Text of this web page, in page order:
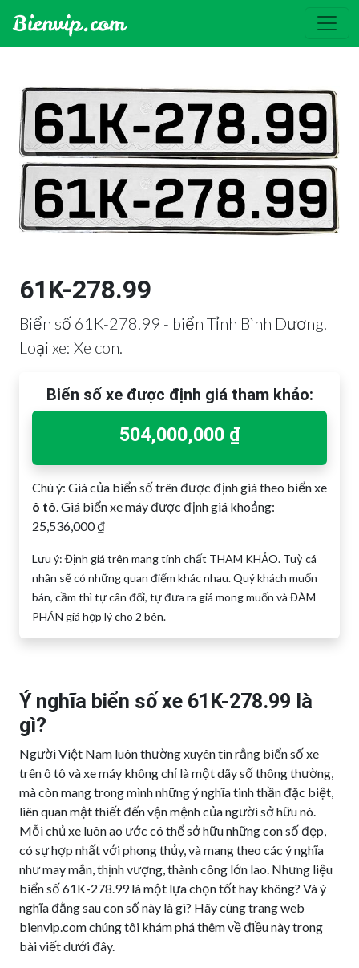
61K-278.99
Biển số 61K-278.99 - biển Tỉnh Bình Dương.
Loại xe: Xe con.
Biển số xe được định giá tham khảo:
504,000,000 ₫
Chú ý: Giá của biển số trên được định giá theo biển xe
ô tô. Giá biển xe máy được định giá khoảng:
25,536,000 ₫
Lưu ý: Định giá trên mang tính chất THAM KHẢO. Tuỳ cá
nhân sẽ có những quan điểm khác nhau. Quý khách muốn
bán, cầm thì tự cân đối, tự đưa ra giá mong muốn và ĐÀM
PHÁN giá hợp lý cho 2 bên.
Ý nghĩa biển số xe 61K-278.99 là
gì?
Người Việt Nam luôn thường xuyên tin rằng biển số xe
trên ô tô và xe máy không chỉ là một dãy số thông thường,
mà còn mang trong mình những ý nghĩa tinh thần đặc biệt,
liên quan mật thiết đến vận mệnh của người sở hữu nó.
Mỗi chủ xe luôn ao ước có thể sở hữu những con số đẹp,
có sự hợp nhất với phong thủy, và mang theo các ý nghĩa
như may mắn, thịnh vượng, thành công lớn lao. Nhưng liệu
biển số 61K-278.99 là một lựa chọn tốt hay không? Và ý
nghĩa đằng sau con số này là gì? Hãy cùng trang web
bienvip.com chúng tôi khám phá thêm về điều này trong
bài viết dưới đây.